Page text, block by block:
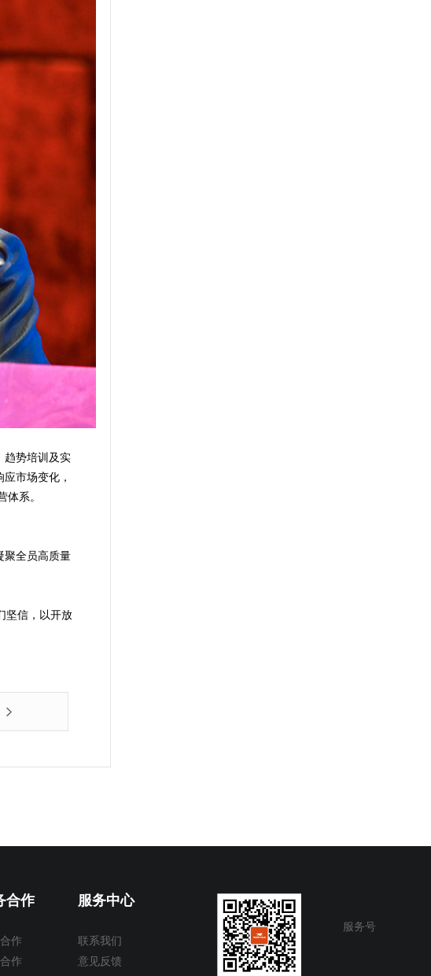
趋势培训及实
市场变化，
体系。
聚全员高质量
坚信，以开放
合作
作
作
服务中心
联系我们
意见反馈
服务号